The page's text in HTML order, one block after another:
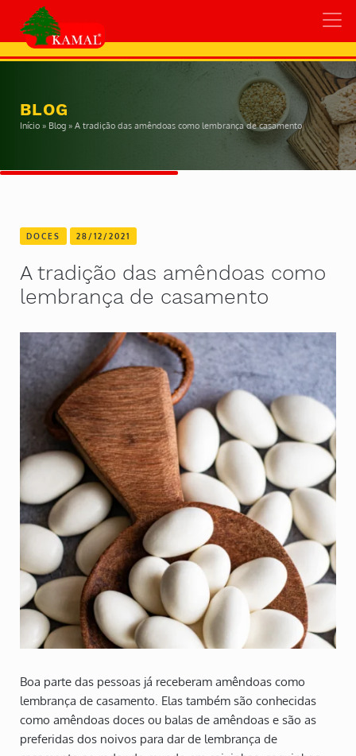
BLOG
Início » Blog » A tradição das amêndoas como lembrança de casamento
DOCES 28/12/2021
A tradição das amêndoas como
lembrança de casamento
Boa parte das pessoas já receberam amêndoas como
lembrança de casamento. Elas também são conhecidas
como amêndoas doces ou balas de amêndoas e são as
preferidas dos noivos para dar de lembrança de